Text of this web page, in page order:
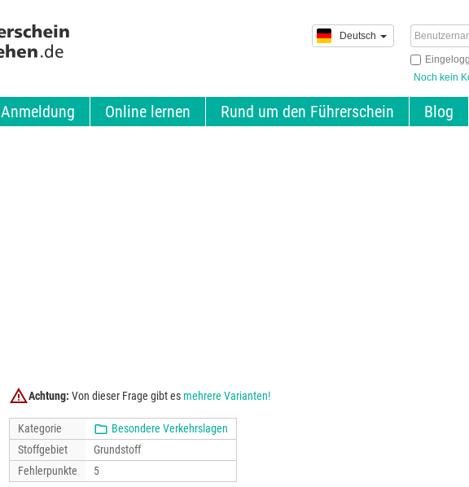
Noch kein
Deutsch
Anmeldung Online lernen Rund um den Führerschein Blog
Achtung: Von dieser Frage gibt esmehrere Varianten!
Kategorie
Besondere Verkehrslagen
Stoffgebiet
Grundstoff
Fehlerpunkte
5